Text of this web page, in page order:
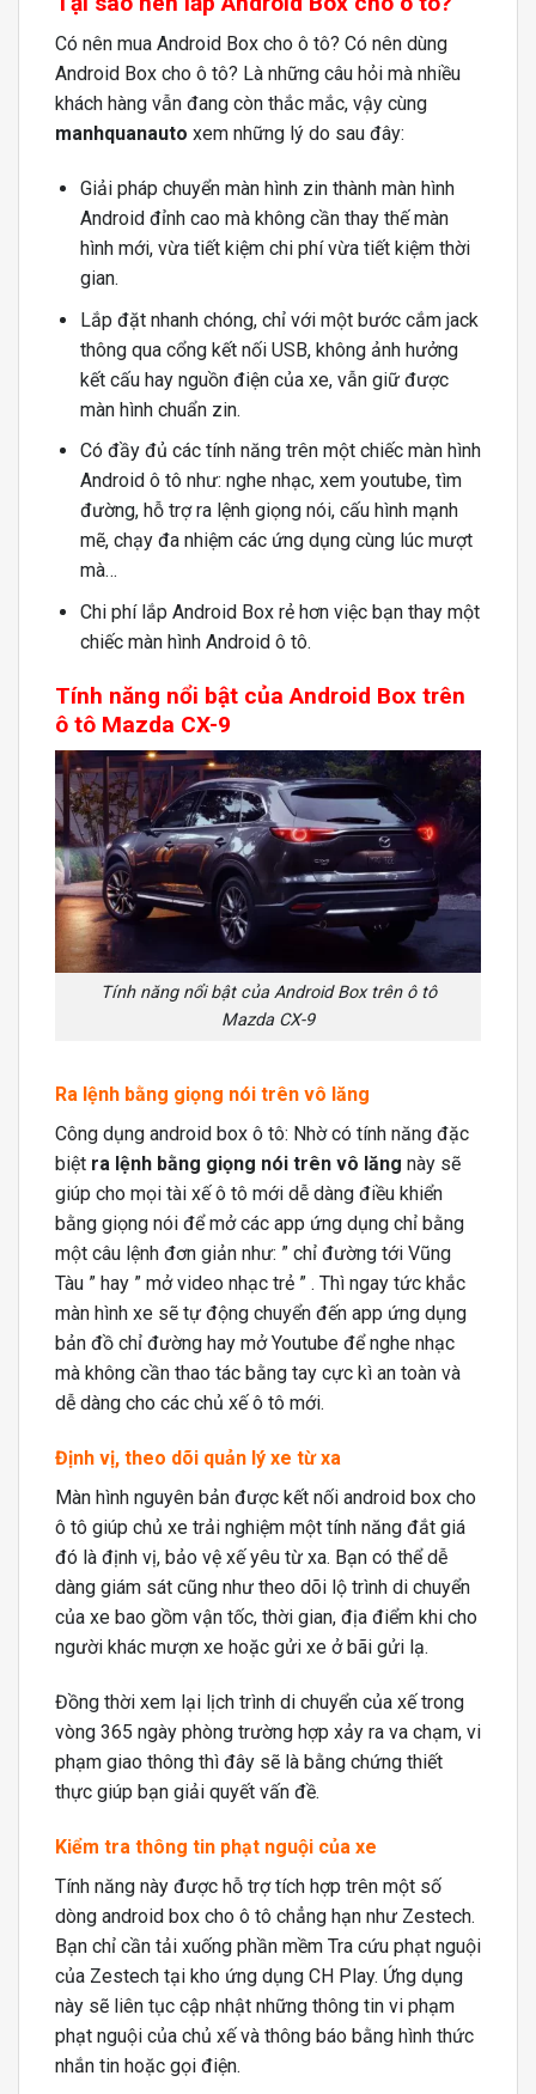
Có nên mua Android Box cho ô tô? Có nên dùng
Android Box cho ô tô? Là những câu hỏi mà nhiều
khách hàng vẫn đang còn thắc mắc, vậy cùng
manhquanauto xem những lý do sau đây:
Giải pháp chuyển màn hình zin thành màn hình
Android đỉnh cao mà không cần thay thế màn
hình mới, vừa tiết kiệm chi phí vừa tiết kiệm thời
gian.
Lắp đặt nhanh chóng, chỉ với một bước cắm jack
thông qua cổng kết nối USB, không ảnh hưởng
kết cấu hay nguồn điện của xe, vẫn giữ được
màn hình chuẩn zin.
Có đầy đủ các tính năng trên một chiếc màn hình
Android ô tô như: nghe nhạc, xem youtube, tìm
đường, hỗ trợ ra lệnh giọng nói, cấu hình mạnh
mẽ, chạy đa nhiệm các ứng dụng cùng lúc mượt
mà…
Chi phí lắp Android Box rẻ hơn việc bạn thay một
chiếc màn hình Android ô tô.
Tính năng nổi bật của Android Box trên
ô tô Mazda CX-9
Tính năng nổi bật của Android Box trên ô tô
Mazda CX-9
Ra lệnh bằng giọng nói trên vô lăng
Công dụng android box ô tô: Nhờ có tính năng đặc
biệt ra lệnh bằng giọng nói trên vô lăng này sẽ
giúp cho mọi tài xế ô tô mới dễ dàng điều khiển
bằng giọng nói để mở các app ứng dụng chỉ bằng
một câu lệnh đơn giản như: ” chỉ đường tới Vũng
Tàu ” hay ” mở video nhạc trẻ ” . Thì ngay tức khắc
màn hình xe sẽ tự động chuyển đến app ứng dụng
bản đồ chỉ đường hay mở Youtube để nghe nhạc
mà không cần thao tác bằng tay cực kì an toàn và
dễ dàng cho các chủ xế ô tô mới.
Định vị, theo dõi quản lý xe từ xa
Màn hình nguyên bản được kết nối android box cho
ô tô giúp chủ xe trải nghiệm một tính năng đắt giá
đó là định vị, bảo vệ xế yêu từ xa. Bạn có thể dễ
dàng giám sát cũng như theo dõi lộ trình di chuyển
của xe bao gồm vận tốc, thời gian, địa điểm khi cho
người khác mượn xe hoặc gửi xe ở bãi gửi lạ.
Đồng thời xem lại lịch trình di chuyển của xế trong
vòng 365 ngày phòng trường hợp xảy ra va chạm, vi
phạm giao thông thì đây sẽ là bằng chứng thiết
thực giúp bạn giải quyết vấn đề.
Kiểm tra thông tin phạt nguội của xe
Tính năng này được hỗ trợ tích hợp trên một số
dòng android box cho ô tô chẳng hạn như Zestech.
Bạn chỉ cần tải xuống phần mềm Tra cứu phạt nguội
của Zestech tại kho ứng dụng CH Play. Ứng dụng
này sẽ liên tục cập nhật những thông tin vi phạm
phạt nguội của chủ xế và thông báo bằng hình thức
nhắn tin hoặc gọi điện.